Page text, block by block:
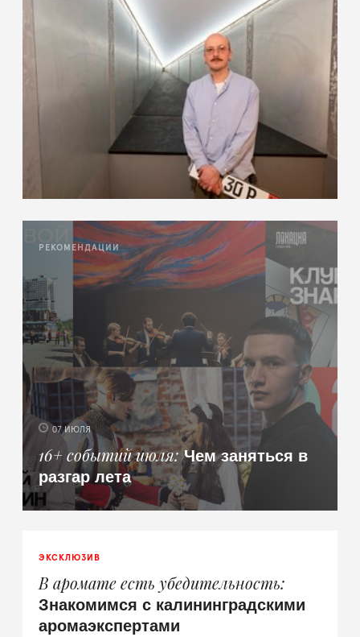
РЕКОМЕНДАЦИИ
07 ИЮЛЯ
16+ событий июля Чем заняться в
разгар лета
ЭКСКЛЮЗИВ
В аромате есть убедительность
Знакомимся с калининградскими
аромаэкспертами